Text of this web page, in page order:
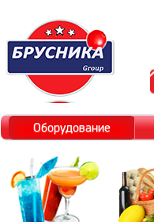
Оборудование